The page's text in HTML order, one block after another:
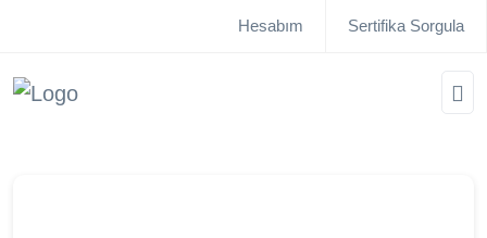
Hesabım Sertifika Sorgula